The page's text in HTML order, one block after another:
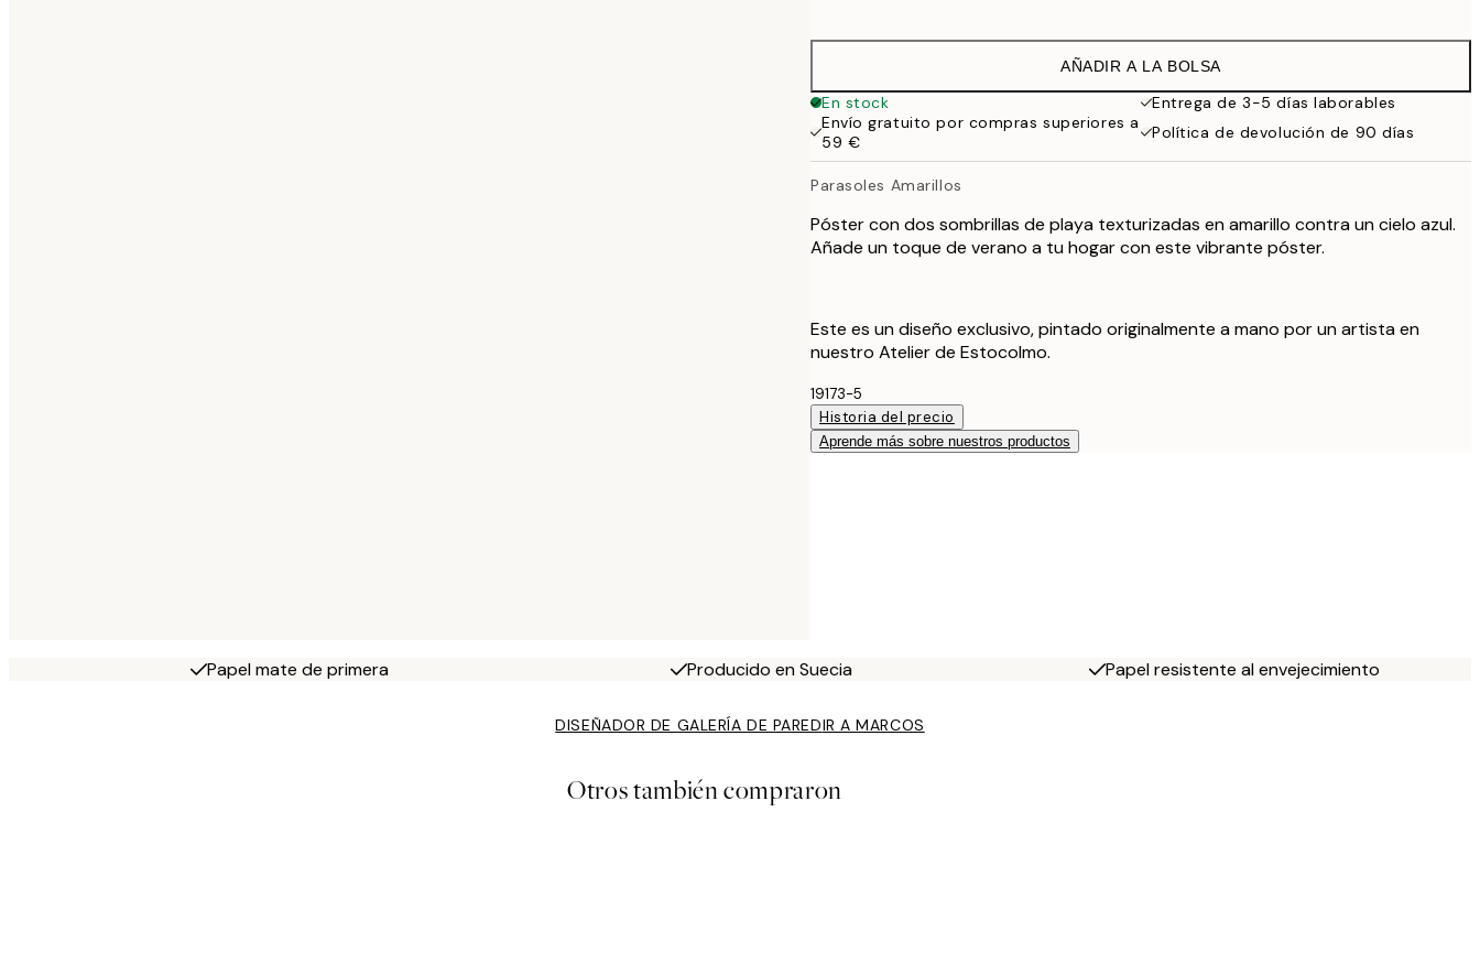
38 €
AÑADIR A LA BOLSA
En stock
Entrega de 3-5 días laborables
Envío gratuito por compras superiores a
59 €
Política de devolución de 90 días
Parasoles Amarillos
Póster con dos sombrillas de playa texturizadas en amarillo contra un cielo azul.
Añade un toque de verano a tu hogar con este vibrante póster.
Este es un diseño exclusivo, pintado originalmente a mano por un artista en
nuestro Atelier de Estocolmo.
19173-5
Historia del precio
Aprende más sobre nuestros productos
Papel mate de primera Producido en Suecia Papel resistente al envejecimiento
DISEÑADOR DE GALERÍA DE PAREDIR A MARCOS
Otros también compraron